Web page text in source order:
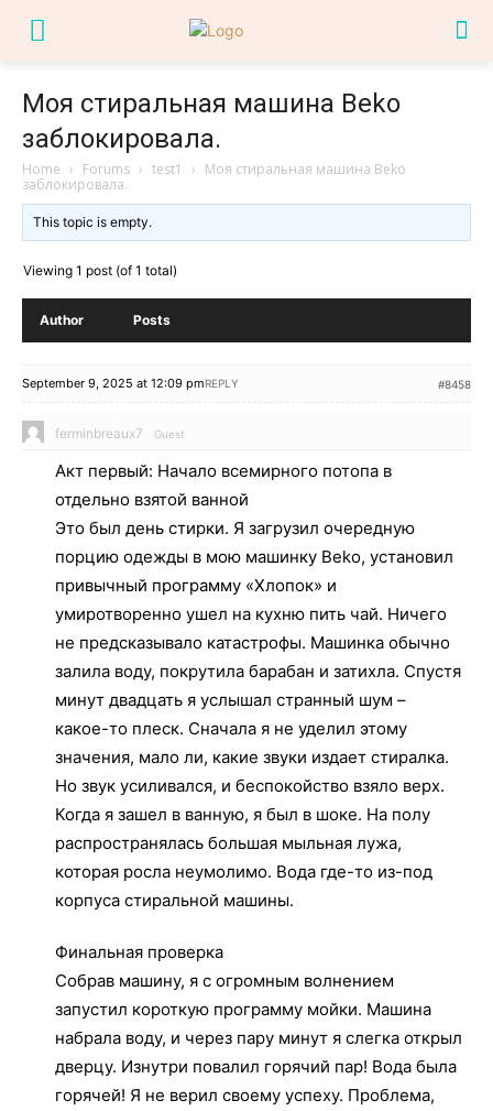
Моя стиральная машина Beko
заблокировала.
Home › Forums › test1 › Моя стиральная машина Beko
заблокировала.
This topic is empty.
Viewing 1 post (of 1 total)
Author Posts
September 9, 2025 at 12:09 pm #8458
REPLY
ferminbreaux7 Guest
Акт первый: Начало всемирного потопа в
отдельно взятой ванной
Это был день стирки. Я загрузил очередную
порцию одежды в мою машинку Beko, установил
привычный программу «Хлопок» и
умиротворенно ушел на кухню пить чай. Ничего
не предсказывало катастрофы. Машинка обычно
залила воду, покрутила барабан и затихла. Спустя
минут двадцать я услышал странный шум –
какое-то плеск. Сначала я не уделил этому
значения, мало ли, какие звуки издает стиралка.
Но звук усиливался, и беспокойство взяло верх.
Когда я зашел в ванную, я был в шоке. На полу
распространялась большая мыльная лужа,
которая росла неумолимо. Вода где-то из-под
корпуса стиральной машины.
Финальная проверка
Собрав машину, я с огромным волнением
запустил короткую программу мойки. Машина
набрала воду, и через пару минут я слегка открыл
дверцу. Изнутри повалил горячий пар! Вода была
горячей! Я не верил своему успеху. Проблема,